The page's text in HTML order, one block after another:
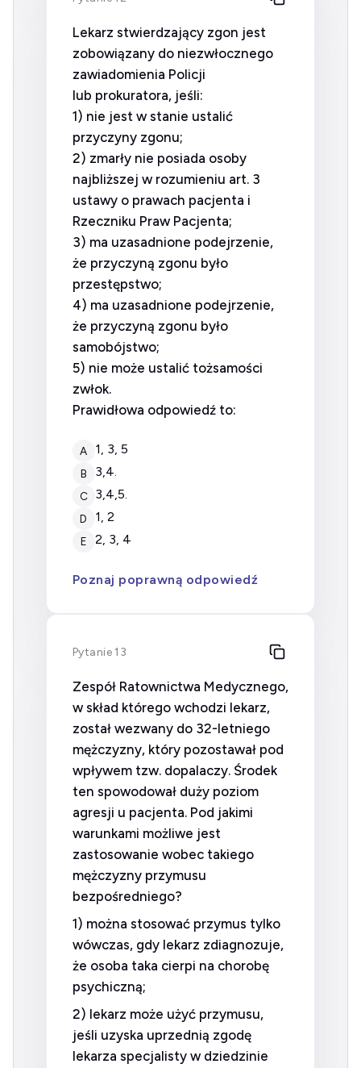
Lekarz stwierdzający zgon jest
zobowiązany do niezwłocznego
zawiadomienia Policji
lub prokuratora, jeśli:
1) nie jest w stanie ustalić
przyczyny zgonu;
2) zmarły nie posiada osoby
najbliższej w rozumieniu art. 3
ustawy o prawach pacjenta i
Rzeczniku Praw Pacjenta;
3) ma uzasadnione podejrzenie,
że przyczyną zgonu było
przestępstwo;
4) ma uzasadnione podejrzenie,
że przyczyną zgonu było
samobójstwo;
5) nie może ustalić tożsamości
zwłok.
Prawidłowa odpowiedź to:
A 1, 3, 5
B 3,4.
C 3,4,5.
D 1, 2
E 2, 3, 4
Poznaj poprawną odpowiedź
Pytanie 13
Zespół Ratownictwa Medycznego,
w skład którego wchodzi lekarz,
został wezwany do 32-letniego
mężczyzny, który pozostawał pod
wpływem tzw. dopalaczy. Środek
ten spowodował duży poziom
agresji u pacjenta. Pod jakimi
warunkami możliwe jest
zastosowanie wobec takiego
mężczyzny przymusu
bezpośredniego?
1) można stosować przymus tylko
wówczas, gdy lekarz zdiagnozuje,
że osoba taka cierpi na chorobę
psychiczną;
2) lekarz może użyć przymusu,
jeśli uzyska uprzednią zgodę
lekarza specjalisty w dziedzinie